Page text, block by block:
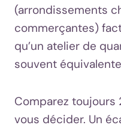
(arrondissements
commerçantes)
qu’un atelier de
souvent
Comparez toujours
vous décider. Un